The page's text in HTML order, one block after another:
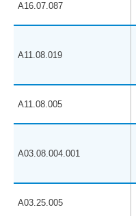
A16.07.087
A11.08.019
A11.08.005
A03.08.004.001
A03.25.005